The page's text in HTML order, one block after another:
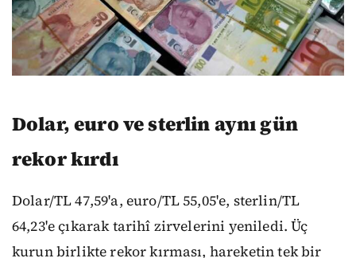
Dolar, euro ve sterlin aynı gün
rekor kırdı
Dolar/TL 47,59'a, euro/TL 55,05'e, sterlin/TL
64,23'e çıkarak tarihî zirvelerini yeniledi. Üç
kurun birlikte rekor kırması, hareketin tek bir